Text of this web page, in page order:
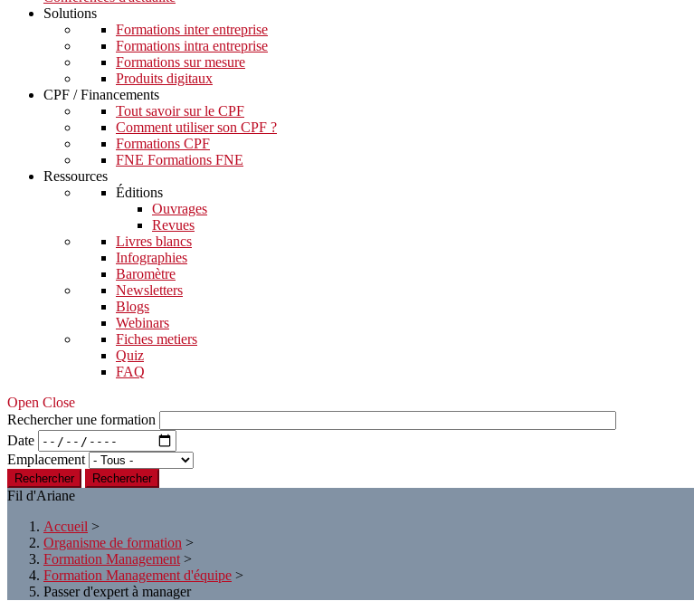
Solutions
Formations inter entreprise
Formations intra entreprise
Formations sur mesure
Produits digitaux
CPF / Financements
Tout savoir sur le CPF
Comment utiliser son CPF ?
Formations CPF
FNE Formations FNE
Ressources
Éditions
Ouvrages
Revues
Livres blancs
Infographies
Baromètre
Newsletters
Blogs
Webinars
Fiches metiers
Quiz
FAQ
Open Close
Rechercher une formation
Date
Emplacement
Rechercher
Fil d'Ariane
Accueil >
Organisme de formation >
Formation Management >
Formation Management d'équipe >
Passer d'expert à manager